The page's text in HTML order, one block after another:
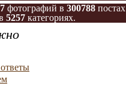
фотографий в 300788постах
5257 категориях.